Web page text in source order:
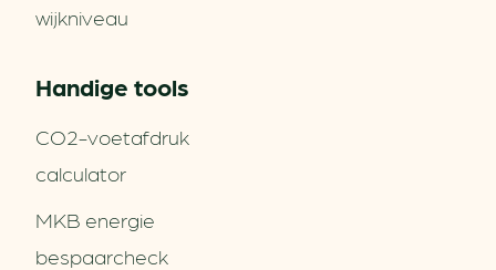
wijkniveau
Handige tools
CO2-voetafdruk
calculator
MKB energie
bespaarcheck